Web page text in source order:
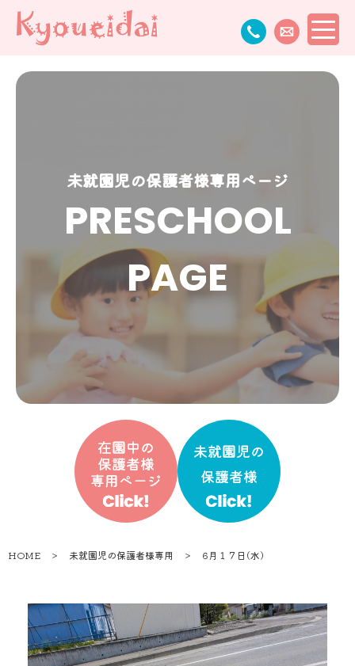
未就園児の保護者様専用ページ
PRESCHOOL
PAGE
HOME ＞ 未就園児の保護者様専用 ＞ 6月１７日(水)